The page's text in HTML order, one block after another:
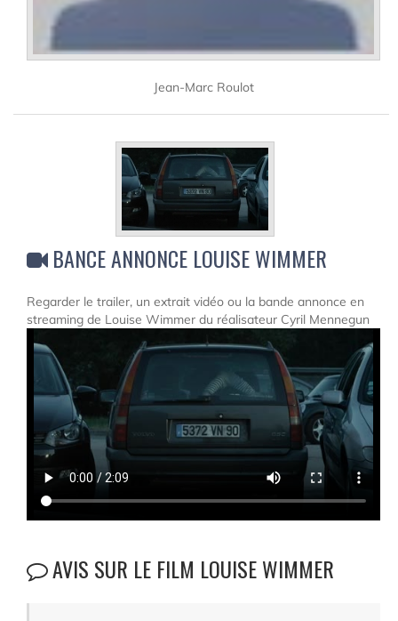
Jean-Marc Roulot
BANCE ANNONCE LOUISE WIMMER
Regarder le trailer, un extrait vidéo ou la bande annonce en
streaming de Louise Wimmer du réalisateur Cyril Mennegun
AVIS SUR LE FILM LOUISE WIMMER